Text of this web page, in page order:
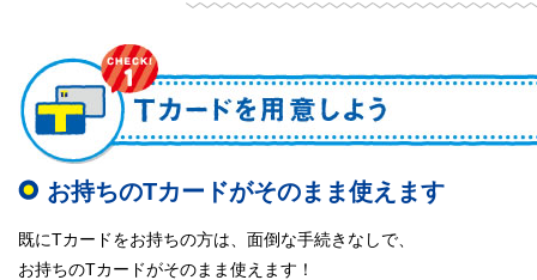
お持ちのTカードがそのまま使えます
既にTカードをお持ちの方は、面倒な手続きなしで、
お持ちのTカードがそのまま使えます！